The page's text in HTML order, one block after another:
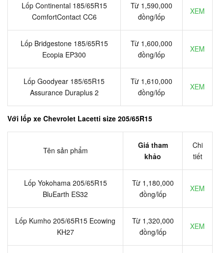
Lốp Continental 185/65R15
ComfortContact CC6
Từ 1,590,000
đồng/lốp
XEM
Lốp Bridgestone 185/65R15
Ecopia EP300
Từ 1,600,000
đồng/lốp
XEM
Lốp Goodyear 185/65R15
Assurance Duraplus 2
Từ 1,610,000
đồng/lốp
XEM
Với lốp xe Chevrolet Lacetti size 205/65R15
Tên sản phẩm
Giá tham
khảo
Chi
tiết
Lốp Yokohama 205/65R15
BluEarth ES32
Từ 1,180,000
đồng/lốp
XEM
Lốp Kumho 205/65R15 Ecowing
KH27
Từ 1,320,000
đồng/lốp
XEM